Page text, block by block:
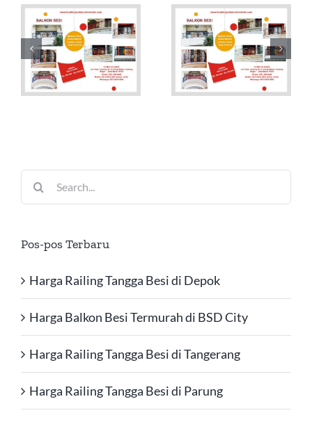
Search
for:
Pos-pos Terbaru
Harga Railing Tangga Besi di Depok
Harga Balkon Besi Termurah di BSD City
Harga Railing Tangga Besi di Tangerang
Harga Railing Tangga Besi di Parung